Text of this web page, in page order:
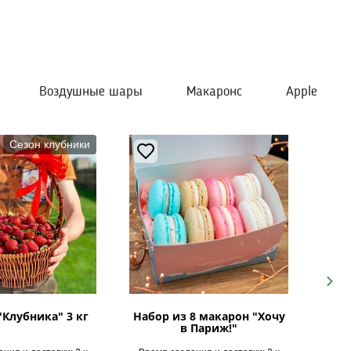
Воздушные шары Макаронс Apple
Сезон клубники
3 кг Набор из 8 макарон "Хочу
в Париж!"
Next